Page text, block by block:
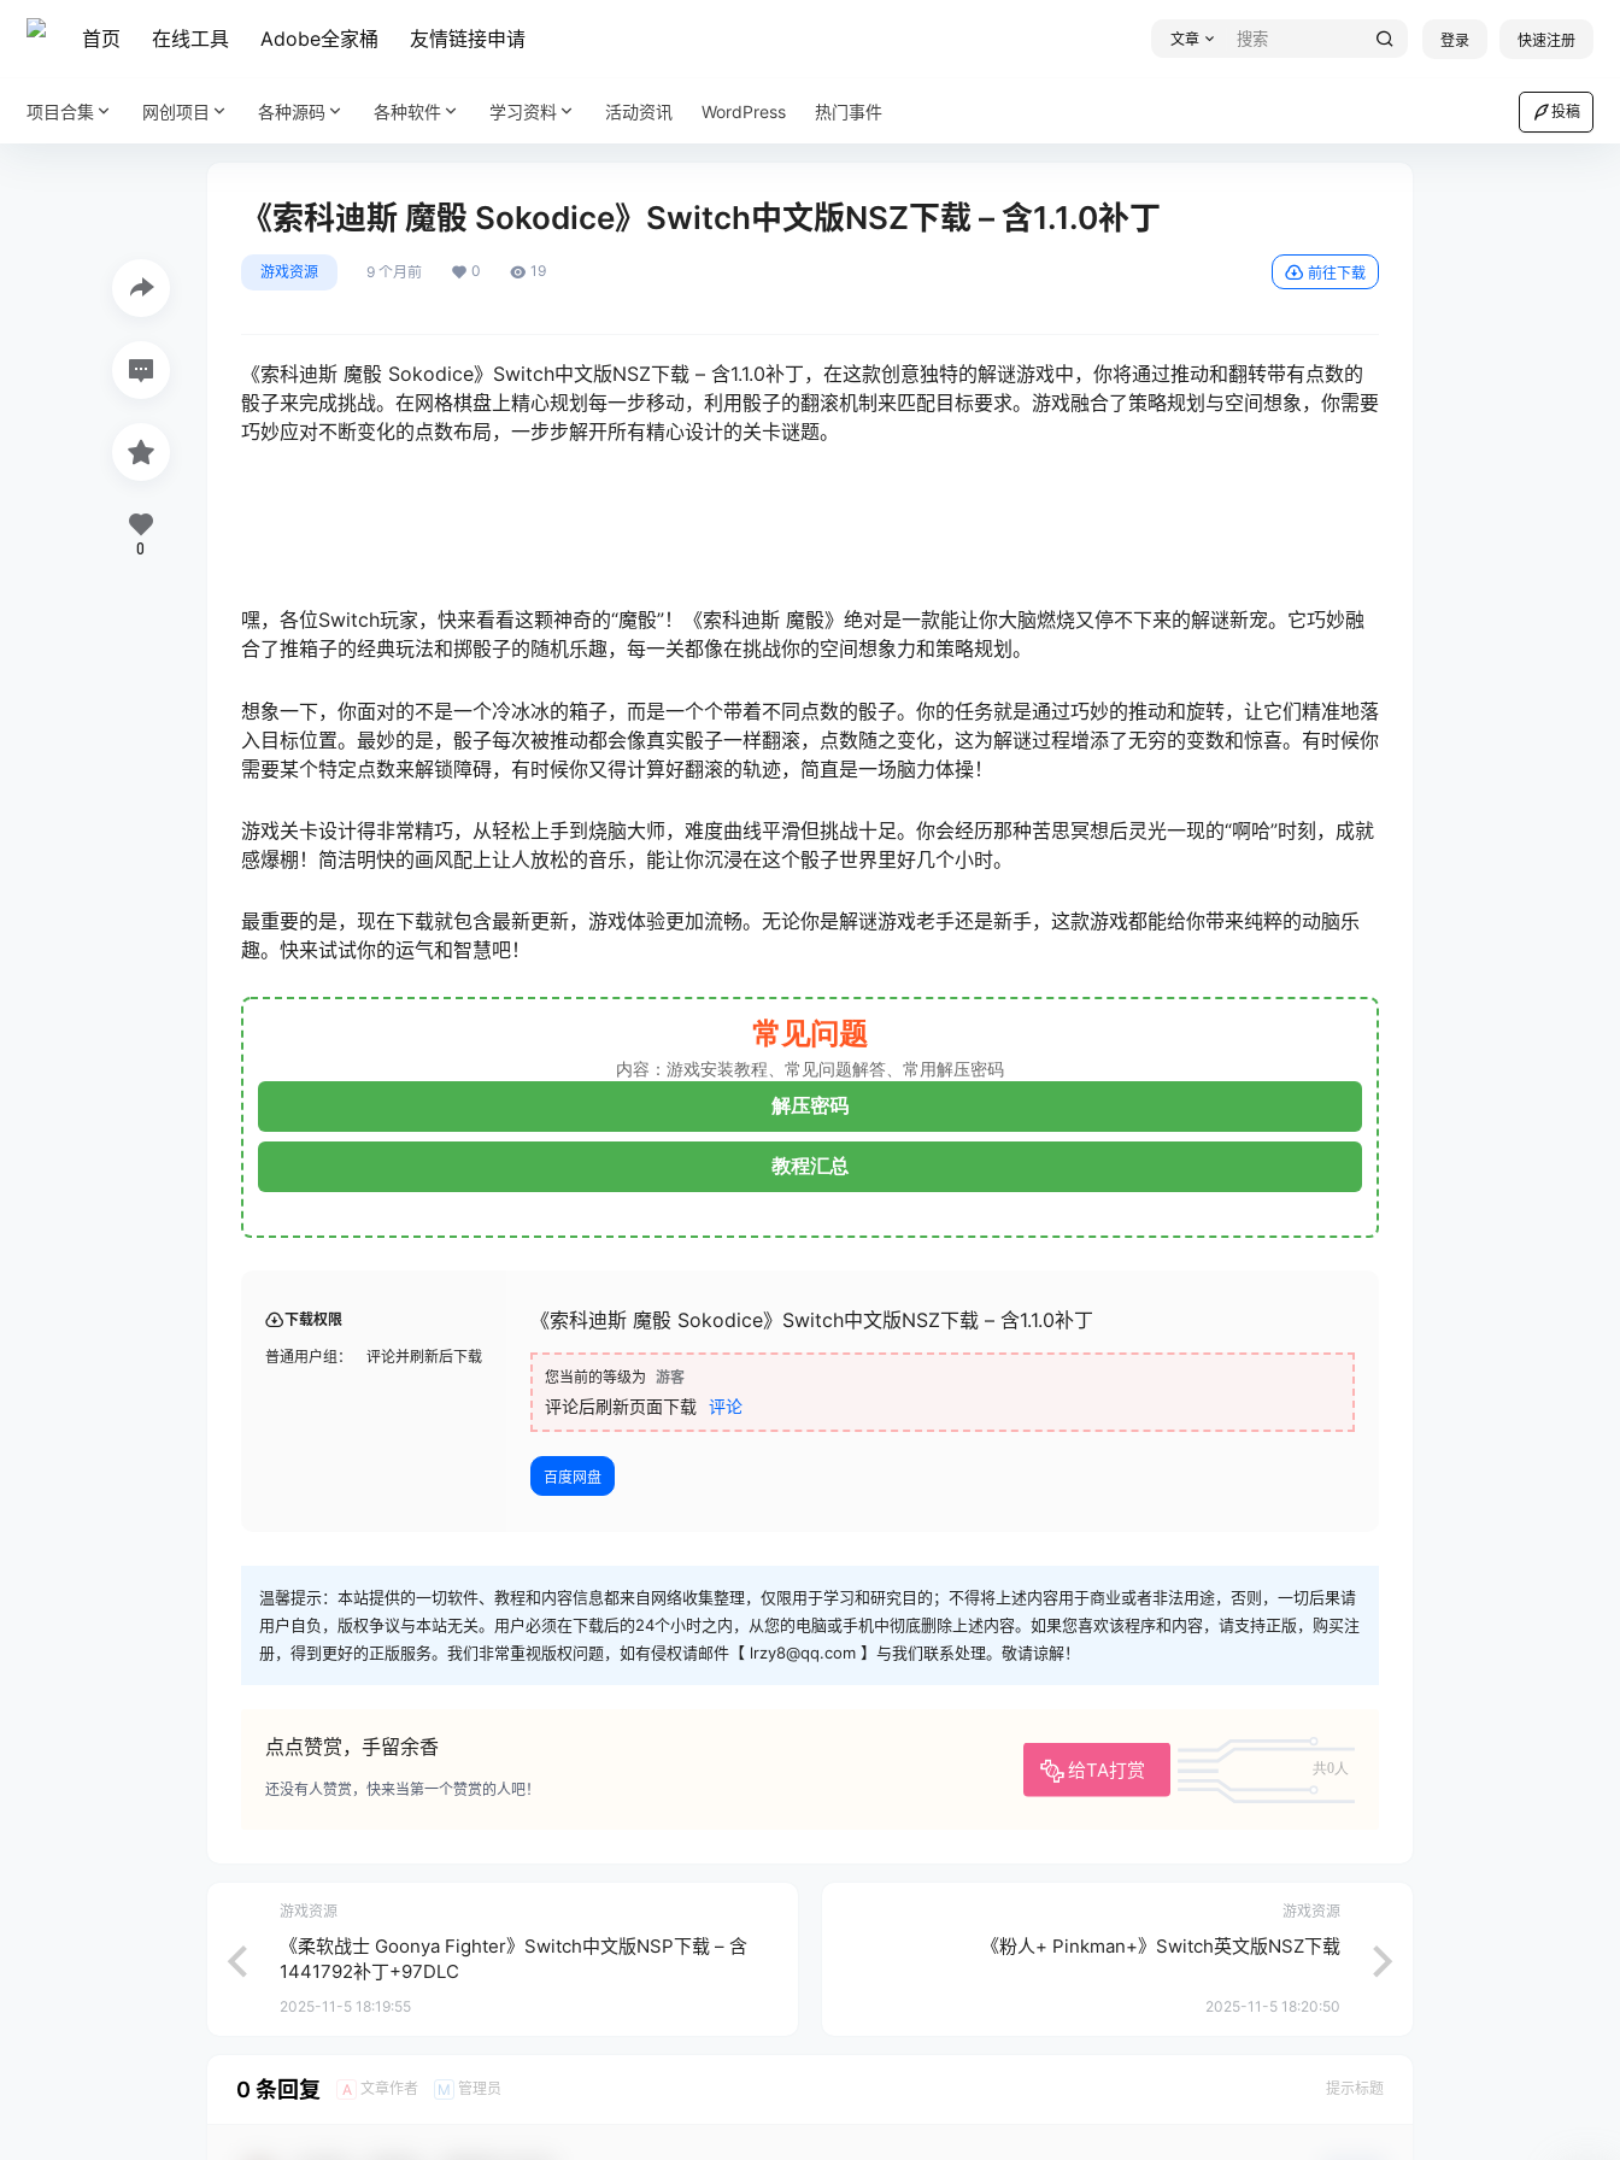
首页 在线工具 Adobe全家桶 友情链接申请 文章 登录 快速注册
项目合集 网创项目 各种源码 各种软件 学习资料 活动资讯 WordPress 热门事件 投稿
《索科迪斯 魔骰 Sokodice》Switch中文版NSZ下载 – 含1.1.0补丁
游戏资源 9 个月前 0 19 前往下载
《索科迪斯 魔骰 Sokodice》Switch中文版NSZ下载 – 含1.1.0补丁，在这款创意独特的解谜游戏中，你将通过推动和翻转带有点数的
骰子来完成挑战。在网格棋盘上精心规划每一步移动，利用骰子的翻滚机制来匹配目标要求。游戏融合了策略规划与空间想象，你需要
巧妙应对不断变化的点数布局，一步步解开所有精心设计的关卡谜题。
嘿，各位Switch玩家，快来看看这颗神奇的“魔骰”！《索科迪斯 魔骰》绝对是一款能让你大脑燃烧又停不下来的解谜新宠。它巧妙融
合了推箱子的经典玩法和掷骰子的随机乐趣，每一关都像在挑战你的空间想象力和策略规划。
想象一下，你面对的不是一个冷冰冰的箱子，而是一个个带着不同点数的骰子。你的任务就是通过巧妙的推动和旋转，让它们精准地落
入目标位置。最妙的是，骰子每次被推动都会像真实骰子一样翻滚，点数随之变化，这为解谜过程增添了无穷的变数和惊喜。有时候你
需要某个特定点数来解锁障碍，有时候你又得计算好翻滚的轨迹，简直是一场脑力体操！
游戏关卡设计得非常精巧，从轻松上手到烧脑大师，难度曲线平滑但挑战十足。你会经历那种苦思冥想后灵光一现的“啊哈”时刻，成就
感爆棚！简洁明快的画风配上让人放松的音乐，能让你沉浸在这个骰子世界里好几个小时。
最重要的是，现在下载就包含最新更新，游戏体验更加流畅。无论你是解谜游戏老手还是新手，这款游戏都能给你带来纯粹的动脑乐
趣。快来试试你的运气和智慧吧！
常见问题
内容：游戏安装教程、常见问题解答、常用解压密码
解压密码
教程汇总
下载权限
普通用户组： 评论并刷新后下载
《索科迪斯 魔骰 Sokodice》Switch中文版NSZ下载 – 含1.1.0补丁
您当前的等级为 游客
评论后刷新页面下载 评论
百度网盘
温馨提示：本站提供的一切软件、教程和内容信息都来自网络收集整理，仅限用于学习和研究目的；不得将上述内容用于商业或者非法用途，否则，一切后果请
用户自负，版权争议与本站无关。用户必须在下载后的24个小时之内，从您的电脑或手机中彻底删除上述内容。如果您喜欢该程序和内容，请支持正版，购买注
册，得到更好的正版服务。我们非常重视版权问题，如有侵权请邮件【 lrzy8@qq.com 】与我们联系处理。敬请谅解！
点点赞赏，手留余香
给TA打赏 共0人
还没有人赞赏，快来当第一个赞赏的人吧！
0
游戏资源
《柔软战士 Goonya Fighter》Switch中文版NSP下载 – 含
1441792补丁+97DLC
2025-11-5 18:19:55
游戏资源
《粉人+ Pinkman+》Switch英文版NSZ下载
2025-11-5 18:20:50
0 条回复 A 文章作者 M 管理员 提示标题